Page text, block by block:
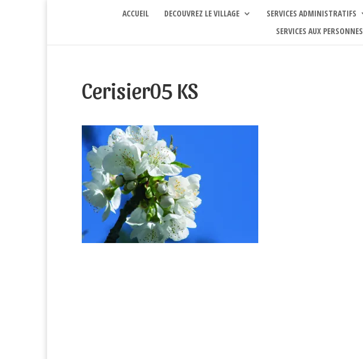
ACCUEIL DECOUVREZ LE VILLAGE SERVICES ADMINISTRATIFS
SERVICES AUX PERSONNES
Cerisier05 KS